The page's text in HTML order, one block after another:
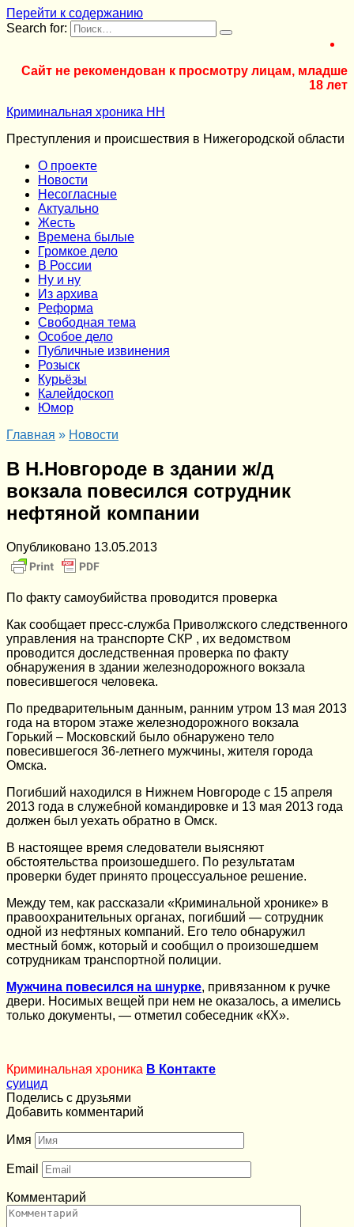
Перейти к содержанию
Search for:
Сайт не рекомендован к просмотру лицам, младше
18 лет
Криминальная хроника НН
Преступления и происшествия в Нижегородской области
О проекте
Новости
Несогласные
Актуально
Жесть
Времена былые
Громкое дело
В России
Ну и ну
Из архива
Реформа
Cвободная тема
Особое дело
Публичные извинения
Розыск
Курьёзы
Калейдоскоп
Юмор
Главная » Новости
В Н.Новгороде в здании ж/д
вокзала повесился сотрудник
нефтяной компании
Опубликовано 13.05.2013
По факту самоубийства проводится проверка
Как сообщает пресс-служба Приволжского следственного
управления на транспорте СКР , их ведомством
проводится доследственная проверка по факту
обнаружения в здании железнодорожного вокзала
повесившегося человека.
По предварительным данным, ранним утром 13 мая 2013
года на втором этаже железнодорожного вокзала
Горький – Московский было обнаружено тело
повесившегося 36‑летнего мужчины, жителя города
Омска.
Погибший находился в Нижнем Новгороде с 15 апреля
2013 года в служебной командировке и 13 мая 2013 года
должен был уехать обратно в Омск.
В настоящее время следователи выясняют
обстоятельства произошедшего. По результатам
проверки будет принято процессуальное решение.
Между тем, как рассказали «Криминальной хронике» в
правоохранительных органах, погибший — сотрудник
одной из нефтяных компаний. Его тело обнаружил
местный бомж, который и сообщил о произошедшем
сотрудникам транспортной полиции.
Мужчина повесился на шнурке, привязанном к ручке
двери. Носимых вещей при нем не оказалось, а имелись
только документы, — отметил собеседник «КХ».
Криминальная хроника В Контакте
суицид
Поделись с друзьями
Добавить комментарий
Имя
Email
Комментарий